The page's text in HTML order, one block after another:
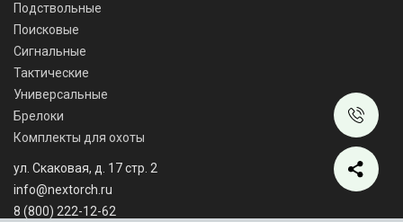
Подствольные
Поисковые
Сигнальные
Тактические
Универсальные
Брелоки
Комплекты для охоты
ул. Скаковая, д. 17 стр. 2
info@nextorch.ru
8 (800) 222-12-62